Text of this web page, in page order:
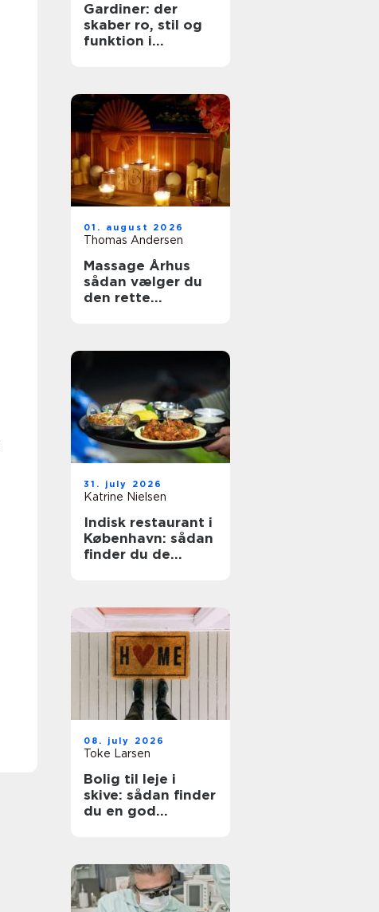
Gardiner: der
skaber ro, stil og
funktion i
01. august 2026
Thomas Andersen
Massage Århus
sådan vælger du
den rette
31. july 2026
Katrine Nielsen
Indisk restaurant i
København: sådan
finder du de
08. july 2026
Toke Larsen
Bolig til leje i
skive: sådan finder
du en god